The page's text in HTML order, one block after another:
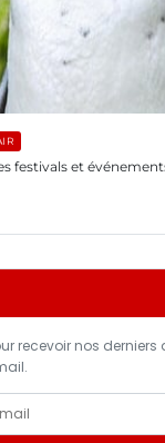
festivals et
recevoir nos